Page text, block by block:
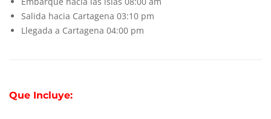
Salida hacia Cartagena 03:10 pm
Llegada a Cartagena 04:00 pm
Que Incluye: